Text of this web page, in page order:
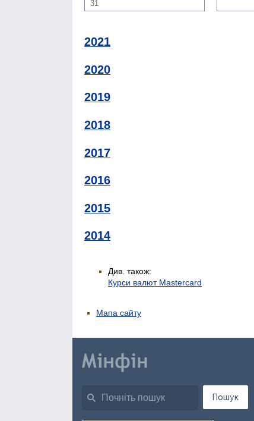
31
2021
2020
2019
2018
2017
2016
2015
2014
Див. також:
Курси валют Mastercard
Мапа сайту
Пошук